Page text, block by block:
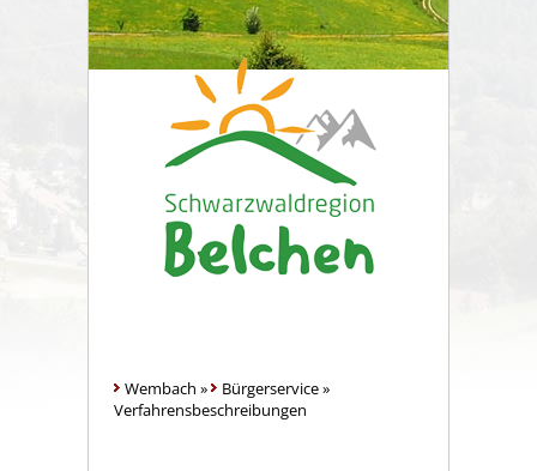
Wembach » Bürgerservice»
Verfahrensbeschreibungen